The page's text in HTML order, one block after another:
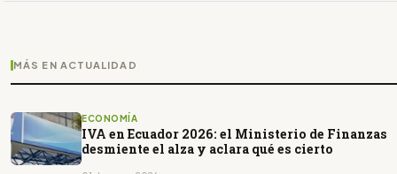
MÁS EN ACTUALIDAD
ECONOMÍA
IVA en Ecuador 2026: el Ministerio de Finanzas
desmiente el alza y aclara qué es cierto